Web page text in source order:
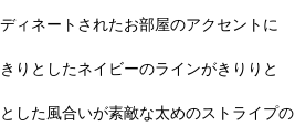
ィネートされたお部屋のアクセントに
りとしたネイビーのラインがきりりと
した風合いが素敵な太めのストライプの